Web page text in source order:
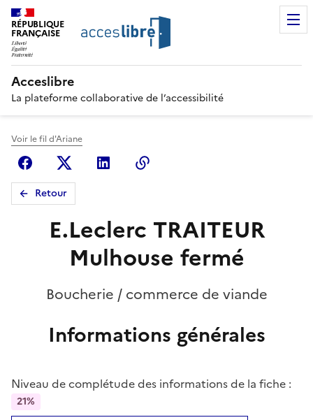
RÉPUBLIQUE
FRANÇAISE
Acceslibre
La plateforme collaborative de l’accessibilité
Voir le fil d'Ariane
FacebookX (anciennement Twitter)
Linkedin
Retour
E.Leclerc TRAITEUR
Mulhouse fermé
Boucherie / commerce de viande
Informations générales
Niveau de complétude des informations de la fiche :
21%